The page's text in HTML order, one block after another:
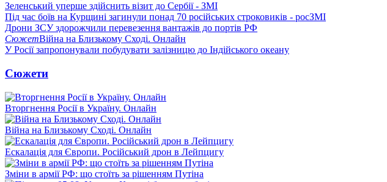
Зеленський уперше здійснить візит до Сербії - ЗМІ
Під час боїв на Курщині загинули понад 70 російських строковиків - росЗМІ
Дрони ЗСУ здорожчили перевезення вантажів до портів РФ
СюжетВійна на Близькому Сході. Онлайн
У Росії запропонували побудувати залізницю до Індійського океану
Сюжети
Вторгнення Росії в Україну. Онлайн
Війна на Близькому Сході. Онлайн
Ескалація для Європи. Російський дрон в Лейпцигу
Зміни в армії РФ: що стоїть за рішенням Путіна